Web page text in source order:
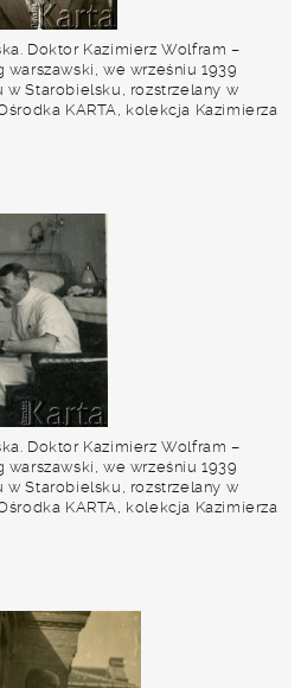
Doktor Kazimierz Wolfram –
we wrześniu 1939
w Starobielsku, rozstrzelany w
KARTA, kolekcja Kazimierza
Doktor Kazimierz Wolfram –
we wrześniu 1939
w Starobielsku, rozstrzelany w
KARTA, kolekcja Kazimierza